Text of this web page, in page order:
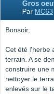
Gros
Par MC63
Bonsoir,
Cet été l'herbe
terrain. A se
construire une
nettoyer le
enlevés sur le